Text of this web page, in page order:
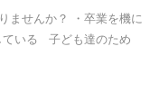
ませんか？ ・卒業を機に
ている 子ども達のため